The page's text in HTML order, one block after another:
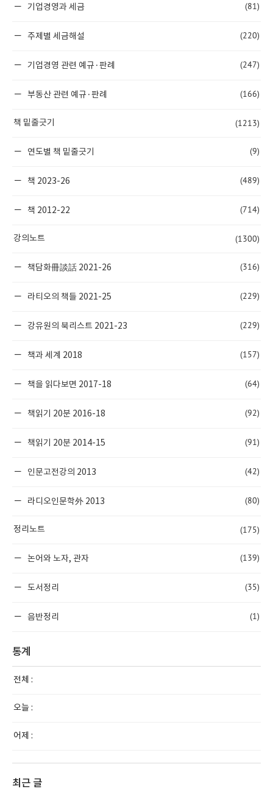
기업경영과 세금 (81)
주제별 세금해설 (220)
기업경영 관련 예규·판례 (247)
부동산 관련 예규·판례 (166)
책 밑줄긋기 (1213)
연도별 책 밑줄긋기 (9)
책 2023-26 (489)
책 2012-22 (714)
강의노트 (1300)
책담화冊談話 2021-26 (316)
라티오의 책들 2021-25 (229)
강유원의 북리스트 2021-23 (229)
책과 세계 2018 (157)
책을 읽다보면 2017-18 (64)
책읽기 20분 2016-18 (92)
책읽기 20분 2014-15 (91)
인문고전강의 2013 (42)
라디오인문학外 2013 (80)
정리노트 (175)
논어와 노자, 관자 (139)
도서정리 (35)
음반정리 (1)
통계
전체 :
오늘 :
어제 :
최근 글